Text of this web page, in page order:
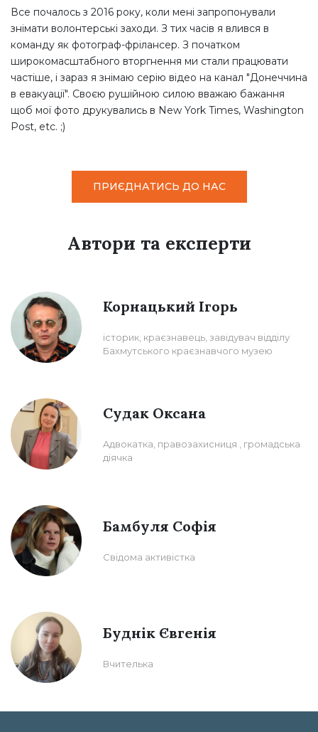
Все почалось з 2016 року, коли мені запропонували
знімати волонтерські заходи. З тих часів я влився в
команду як фотограф-фрілансер. З початком
широкомасштабного вторгнення ми стали працювати
частіше, і зараз я знімаю серію відео на канал "Донеччина
в евакуації". Своєю рушійною силою вважаю бажання
щоб мої фото друкувались в New York Times, Washington
Post, etc. ;)
ПРИЄДНАТИСЬ ДО НАС
Автори та експерти
Корнацький Ігорь
історик, краєзнавець, завідувач відділу
Бахмутського краєзнавчого музею
Судак Оксана
Aдвокатка, правозахисниця , громадська
діячка
Бамбуля Софія
Cвідома активістка
Буднік Євгенія
Вчителька